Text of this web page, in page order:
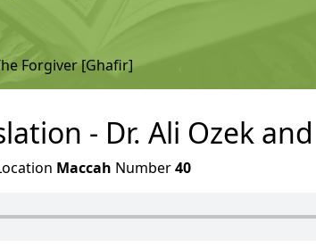
Forgiver [Ghafir]
- Dr. Ali Ozek
Maccah Number40